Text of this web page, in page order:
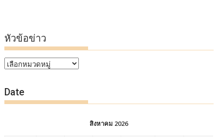
หัวข้อข่าว
หัวข้อ
Date
สิงหาคม 2026